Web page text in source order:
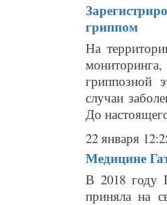
гриппом
На
гриппозной
случаи
До
22 января
Медицине
В 2018 году
приняла на